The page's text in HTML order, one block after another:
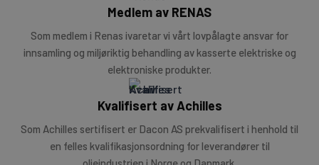
Medlem av RENAS
Som medlem i Renas ivaretar vi vårt lovpålagte ansvar for
innsamling og miljøriktig behandling av kasserte elektriske og
elektroniske produkter.
Kvalifisert av Achilles
Som Achilles sertifisert er Dacon AS prekvalifisert i henhold til
en felles kvalifikasjonsordning for leverandører til